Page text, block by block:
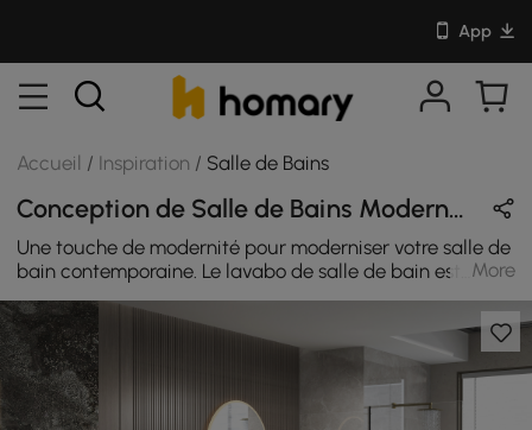
App
Accueil / Inspiration / Salle de Bains
Conception de Salle de Bains Moderne en Or / Gris / Blanc avec Métal
Une touche de modernité pour moderniser votre salle de
bain contemporaine. Le lavabo de salle de bain est
fabriqué en acier inoxydable de la plus haute qualité
avec une finition dorée brossée pour une touche de luxe
optimale. Conçu pour être durable et attrayant, ce
lavabo de salle de bain au design épuré présente des
lignes épurées et des angles droits pour s'adapter à un
intérieur ultramoderne.
More